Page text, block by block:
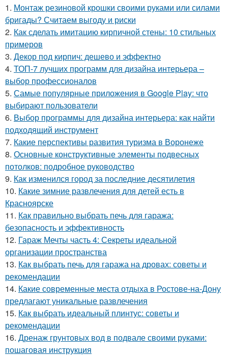
1. Монтаж резиновой крошки своими руками или силами
бригады? Считаем выгоду и риски
2. Как сделать имитацию кирпичной стены: 10 стильных
примеров
3. Декор под кирпич: дешево и эффектно
4. ТОП-7 лучших программ для дизайна интерьера –
выбор профессионалов
5. Самые популярные приложения в Google Play: что
выбирают пользователи
6. Выбор программы для дизайна интерьера: как найти
подходящий инструмент
7. Какие перспективы развития туризма в Воронеже
8. Основные конструктивные элементы подвесных
потолков: подробное руководство
9. Как изменился город за последние десятилетия
10. Какие зимние развлечения для детей есть в
Красноярске
11. Как правильно выбрать печь для гаража:
безопасность и эффективность
12. Гараж Мечты часть 4: Секреты идеальной
организации пространства
13. Как выбрать печь для гаража на дровах: советы и
рекомендации
14. Какие современные места отдыха в Ростове-на-Дону
предлагают уникальные развлечения
15. Как выбрать идеальный плинтус: советы и
рекомендации
16. Дренаж грунтовых вод в подвале своими руками:
пошаговая инструкция